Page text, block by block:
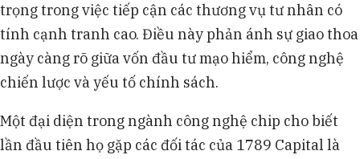
trọng trong việc tiếp cận các thương vụ tư nhân có
tính cạnh tranh cao. Điều này phản ánh sự giao thoa
ngày càng rõ giữa vốn đầu tư mạo hiểm, công nghệ
chiến lược và yếu tố chính sách.
Một đại diện trong ngành công nghệ chip cho biết
lần đầu tiên họ gặp các đối tác của 1789 Capital là